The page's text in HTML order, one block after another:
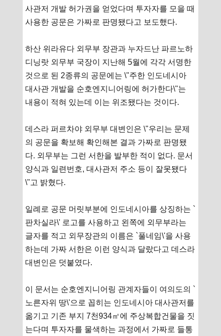
사관저 개발 허가권을 얻었다며 투자자를 모을 때
사용한 공문은 가짜로 판명됐다고 보도했다.
하산 위라유다 외무부 장관과 누자드난 파르노하
디닝랏 외무부 국장이 지난해 5월에 각각 서명한
것으로 된 2종류의 공문에는 \"주한 인도네시아
대사관 개발을 순호엔지니어링에 허가한다\"는
내용이 적혀 있는데 이는 위조됐다는 것이다.
데스라 퍼르차야 외무부 대변인은 \"우리는 문제
의 공문을 확보해 확인해본 결과 가짜로 판명됐
다. 외무부는 그런 서한을 발부한 적이 없다. 문서
양식과 일련번호, 대사관저 주소 등이 잘못됐다
\"고 밝혔다.
일례로 공문 머릿부분에 인도네시아를 상징하는 `
판차실라\' 로고를 사용하고 왼쪽에 외무부라는
글자를 적고 외무장관의 이름은 `풀네임\'을 사용
하는데 가짜 서한은 이런 양식과 달랐다고 데스라
대변인은 덧붙였다.
이 문서는 순호엔지니어링 관계자들이 여의도의 `
노른자위 땅\'으로 꼽히는 인도네시아 대사관저를
옮기고 기존 부지 7천934㎡에 주상복합건물을 짓
는다며 투자자를 물색하는 과정에서 가짜로 들통